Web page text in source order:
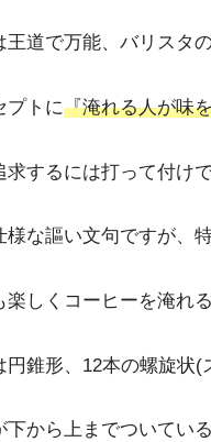
王道で万能、バリスタ
プトに『淹れる人が味
求するには打って付けで
様な謳い文句ですが、
楽しくコーヒーを淹れ
円錐形、12本の螺旋状(
下から上までついてい